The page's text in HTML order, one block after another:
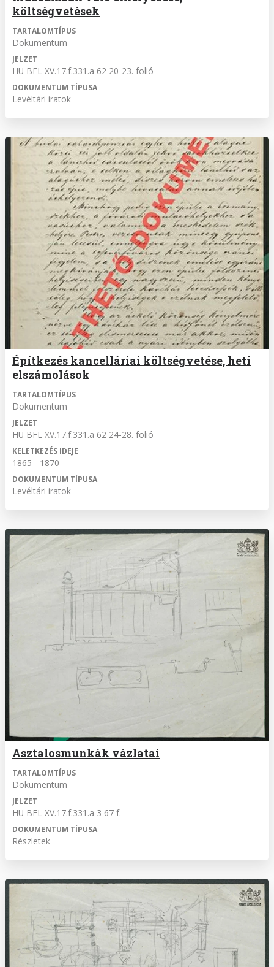
költségvetések
TARTALOMTÍPUS
Dokumentum
JELZET
HU BFL XV.17.f.331.a 62 20-23. folió
DOKUMENTUM TÍPUSA
Levéltári iratok
Építkezés kancelláriai költségvetése, heti
elszámolások
TARTALOMTÍPUS
Dokumentum
JELZET
HU BFL XV.17.f.331.a 62 24-28. folió
KELETKEZÉS IDEJE
1865 - 1870
DOKUMENTUM TÍPUSA
Levéltári iratok
Asztalosmunkák vázlatai
TARTALOMTÍPUS
Dokumentum
JELZET
HU BFL XV.17.f.331.a 3 67 f.
DOKUMENTUM TÍPUSA
Részletek